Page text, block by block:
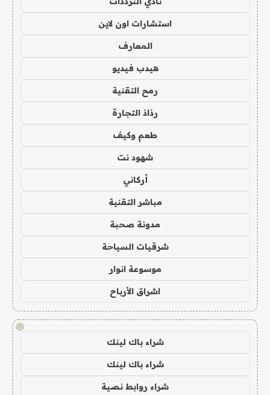
استشارات اون لاين
المعارف
هيدب فيديو
رمح التقنية
رذاذ التجارة
طعم وكيف
شهود نت
أركاني
مباشر التقنية
مدونة صحبة
شرقيات السياحة
موسوعة انوار
اشراق الأرباح
!
شراء باك لينك
شراء باك لينك
شراء روابط نصية